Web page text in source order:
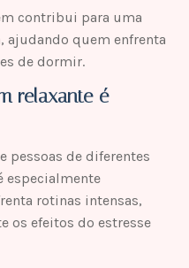
contribui para uma
ajudando quem enfrenta
de dormir.
relaxante é
pessoas de diferentes
especialmente
rotinas intensas,
os efeitos do estresse